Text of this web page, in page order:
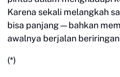
Karena sekali melangkah
bisa panjang—bahkan
awalnya berjalan
(*)